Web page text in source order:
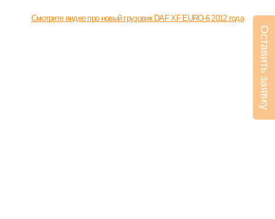
Смотрите видео про новый грузовик DAF XF EURO-6 2012 года
Оставить заявку